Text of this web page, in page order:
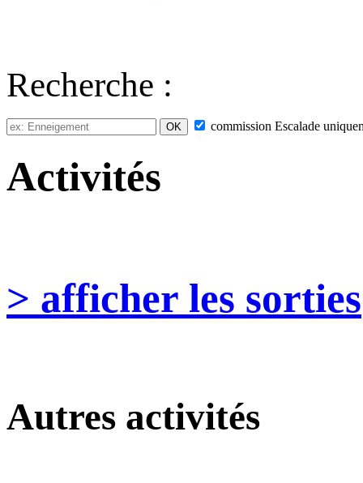
Recherche :
commission Escalade
Activités
> afficher les sorties
Autres activités